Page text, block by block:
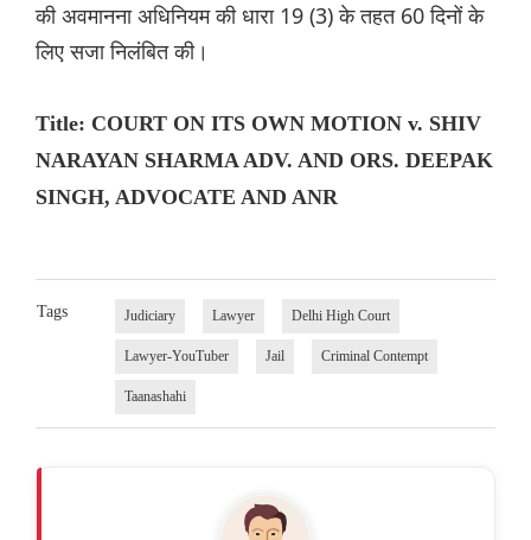
की अवमानना ​​अधिनियम की धारा 19 (3) के तहत 60 दिनों के
लिए सजा निलंबित की।
Title: COURT ON ITS OWN MOTION v. SHIV
NARAYAN SHARMA ADV. AND ORS. DEEPAK
SINGH, ADVOCATE AND ANR
Tags Judiciary Lawyer Delhi High Court
Lawyer-YouTuber Jail Criminal Contempt
Taanashahi